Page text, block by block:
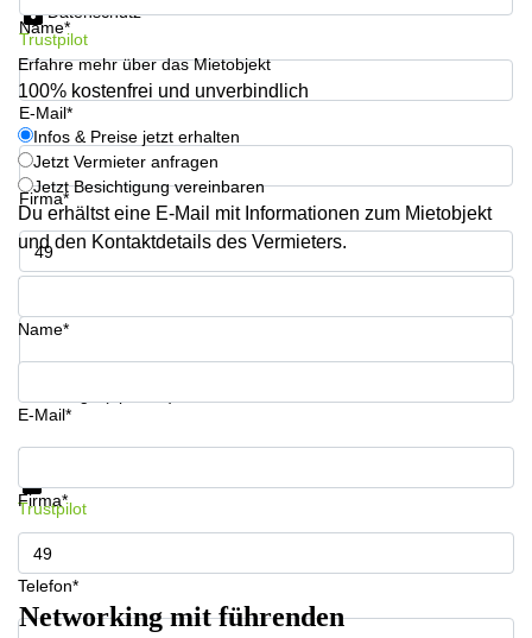
Büro
mieten
Berlin
Mitte
Büro
mieten
Dortmund
Tagungsraum
München
Büro
Mannheim
mieten
Berlin
Coworking
Köln
2 Berlin
Regus
Frankfurter
Str. 720-
726 Köln
Hohenstaufenring
62 Köln
Erna-
Scheffler-
Str. 1A
Hohenzollernring
Erhard-
Hamburg
Name*
E-Mail*
Firma*
Telefon*
Datenschutz
Trustpilot
Erfahre mehr über das Mietobjekt
100% kostenfrei und unverbindlich
Infos & Preise jetzt erhalten
Jetzt Vermieter anfragen
Jetzt Besichtigung vereinbaren
Du erhältst eine E-Mail mit Informationen zum Mietobjekt
und den Kontaktdetails des Vermieters.
Name*
E-Mail*
Firma*
Telefon*
Infos & Preise jetzt erhalten
Trustpilot
Networking mit führenden